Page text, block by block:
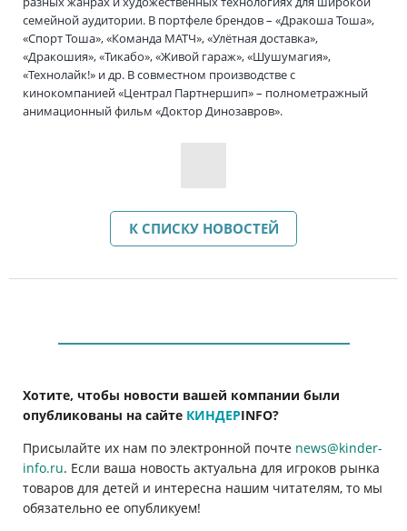
семейной аудитории. В портфеле брендов – «Дракоша Тоша»,
«Спорт Тоша», «Команда МАТЧ», «Улётная доставка»,
«Дракошия», «Тикабо», «Живой гараж», «Шушумагия»,
«Технолайк!» и др. В совместном производстве с
кинокомпанией «Централ Партнершип» – полнометражный
анимационный фильм «Доктор Динозавров».
К СПИСКУ НОВОСТЕЙ
Хотите, чтобы новости вашей компании были
опубликованы на сайте КИНДЕРINFO?
Присылайте их нам по электронной почте news@kinder-
info.ru. Если ваша новость актуальна для игроков рынка
товаров для детей и интересна нашим читателям, то мы
обязательно ее опубликуем!